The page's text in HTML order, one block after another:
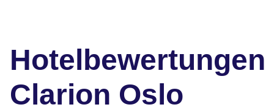
Hotelbewertungen
Clarion Oslo